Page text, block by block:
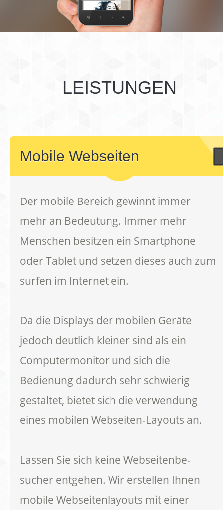
LEISTUNGEN
Mobile Webseiten
Der mobile Bereich gewinnt immer
mehr an Bedeutung. Immer mehr
Menschen besitzen ein Smartphone
oder Tablet und setzen dieses auch zum
surfen im Internet ein.
Da die Displays der mobilen Geräte
jedoch deutlich kleiner sind als ein
Computermonitor und sich die
Bedienung dadurch sehr schwierig
gestaltet, bietet sich die verwendung
eines mobilen Webseiten-Layouts an.
Lassen Sie sich keine Webseitenbe-
sucher entgehen. Wir erstellen Ihnen
mobile Webseitenlayouts mit einer